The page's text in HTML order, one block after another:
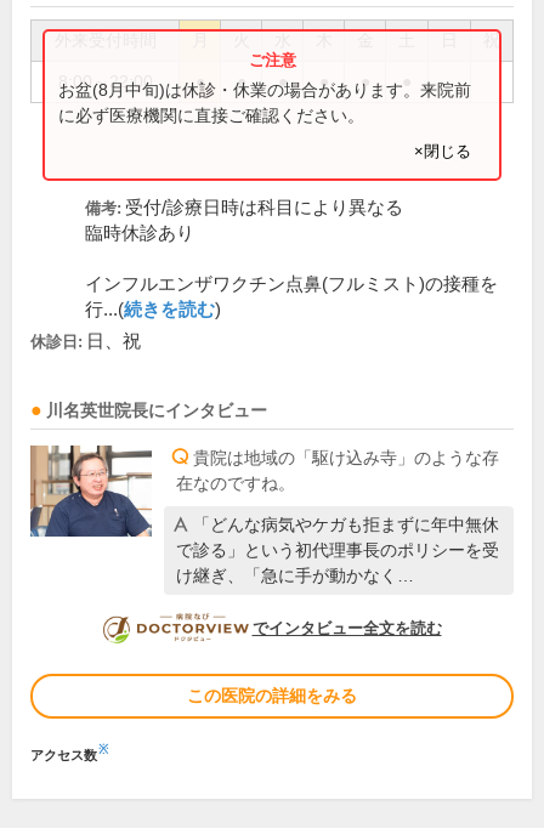
祝
8:00～22:00 ● ● ● ● ●
お盆(8月中旬)は休診・休業の場合があります。来院前
に必ず医療機関に直接ご確認ください。
×閉じる
備考: 受付/診療日時は科目により異なる
臨時休診あり
インフルエンザワクチン点鼻(フルミスト)の接種を
行...(続きを読む)
休診日: 日、祝
川名英世院長にインタビュー
貴院は地域の「駆け込み寺」のような存
在なのですね。
「どんな病気やケガも拒まずに年中無休
で診る」という初代理事長のポリシーを受
け継ぎ、「急に手が動かなく…
DOCTORVIEW
でインタビュー全文を読む
この医院の詳細をみる
アクセス数※